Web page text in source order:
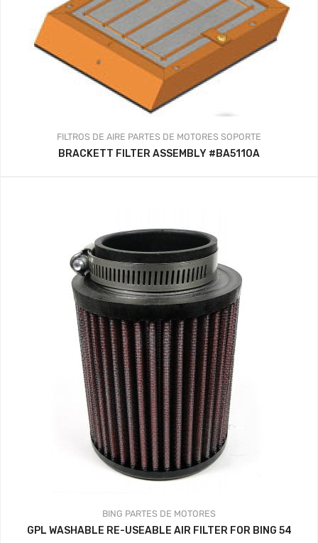
FILTROS DE AIRE PARTES DE MOTORES SOPORTE
BRACKETT FILTER ASSEMBLY #BA5110A
BING PARTES DE MOTORES
GPL WASHABLE RE-USEABLE AIR FILTER FOR BING 54